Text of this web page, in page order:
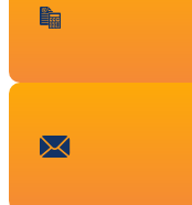
第三者保守という⾔
お問い合わせ
新卒採用